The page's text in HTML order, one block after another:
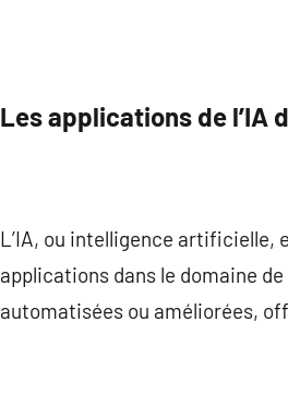
Les applications de l’IA
L’IA, ou intelligence artificielle,
applications dans le domaine
automatisées ou améliorées,